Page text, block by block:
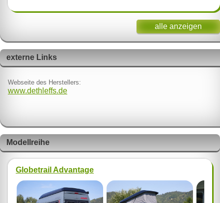
alle anzeigen
externe Links
Webseite des Herstellers:
www.dethleffs.de
Modellreihe
Globetrail Advantage